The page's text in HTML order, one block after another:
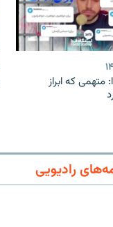
متهمی که ابراز
رادیویی